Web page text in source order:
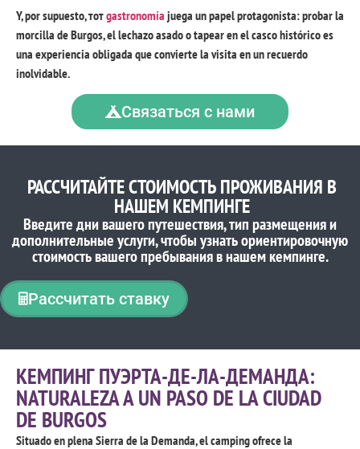
Y,por supuesto, тотgastronomía juega un papel protagonista:probar la
morcilla de Burgos,el lechazo asado o tapear en el casco histórico es
una experiencia obligada que convierte la visita en un recuerdo
inolvidable.
Связаться с нами
РАССЧИТАЙТЕ СТОИМОСТЬ ПРОЖИВАНИЯ В
НАШЕМ КЕМПИНГЕ
Введите дни вашего путешествия, тип размещения и
дополнительные услуги, чтобы узнать ориентировочную
стоимость вашего пребывания в нашем кемпинге.
Рассчитать ставку
КЕМПИНГ ПУЭРТА-ДЕ-ЛА-ДЕМАНДА:
NATURALEZA A UN PASO DE LA CIUDAD
DE BURGOS
Situado en plena Sierra de la Demanda,el camping ofrece la